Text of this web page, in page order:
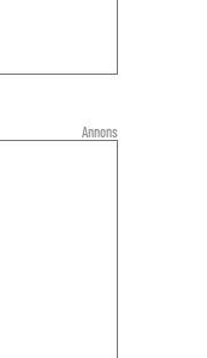
Annons